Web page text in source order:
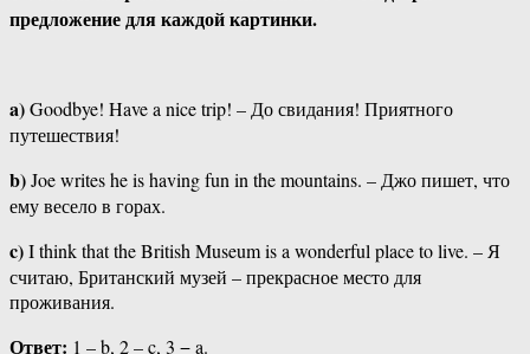
предложение для каждой картинки.
a)Goodbye! Have a nice trip! – До свидания! Приятного
путешествия!
b)Joe writes he is having fun in the mountains. – Джо пишет, что
ему весело в горах.
c)I think that the British Museum is a wonderful place to live. – Я
считаю, Британский музей – прекрасное место для
проживания.
Ответ: 1 – b, 2 – c, 3 − a.